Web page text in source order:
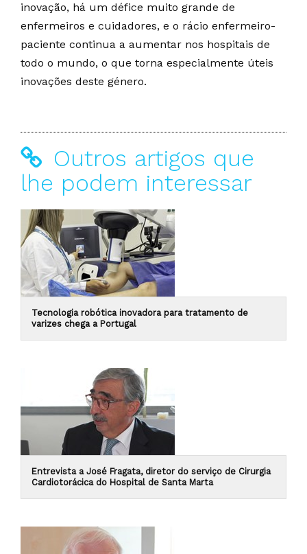
inovação, há um défice muito grande de
enfermeiros e cuidadores, e o rácio enfermeiro-
paciente continua a aumentar nos hospitais de
todo o mundo, o que torna especialmente úteis
inovações deste género.
Outros artigos que
lhe podem interessar
Tecnologia robótica inovadora para tratamento de
varizes chega a Portugal
Entrevista a José Fragata, diretor do serviço de Cirurgia
Cardiotorácica do Hospital de Santa Marta